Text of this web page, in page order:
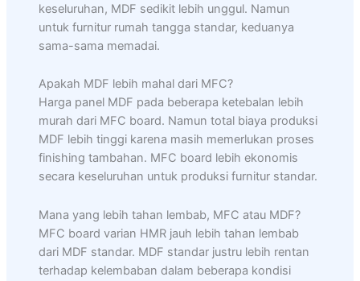
keseluruhan, MDF sedikit lebih unggul. Namun
untuk furnitur rumah tangga standar, keduanya
sama-sama memadai.
Apakah MDF lebih mahal dari MFC?
Harga panel MDF pada beberapa ketebalan lebih
murah dari MFC board. Namun total biaya produksi
MDF lebih tinggi karena masih memerlukan proses
finishing tambahan. MFC board lebih ekonomis
secara keseluruhan untuk produksi furnitur standar.
Mana yang lebih tahan lembab, MFC atau MDF?
MFC board varian HMR jauh lebih tahan lembab
dari MDF standar. MDF standar justru lebih rentan
terhadap kelembaban dalam beberapa kondisi